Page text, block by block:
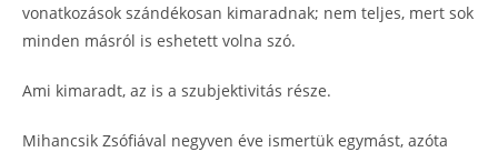
vonatkozások szándékosan kimaradnak; nem teljes, mert sok
minden másról is eshetett volna szó.
Ami kimaradt, az is a szubjektivitás része.
Mihancsik Zsófiával negyven éve ismertük egymást, azóta